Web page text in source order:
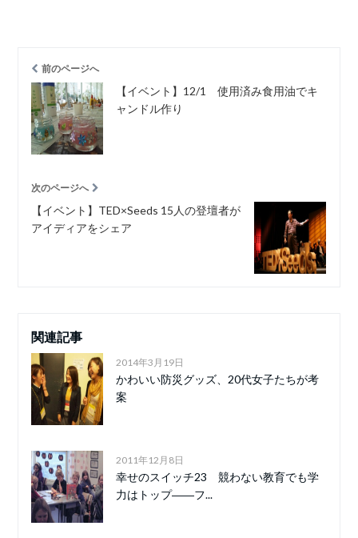
前のページへ
【イベント】12/1 使用済み食用油でキ
ャンドル作り
次のページへ
【イベント】TED×Seeds 15人の登壇者が
アイディアをシェア
関連記事
2014年3月19日
かわいい防災グッズ、20代女子たちが考
案
2011年12月8日
幸せのスイッチ23 競わない教育でも学
力はトップ――フ...